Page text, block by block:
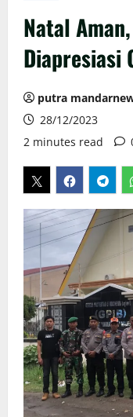
Natal
Diapresiasi
putra
28/12/2023
2 minutes read